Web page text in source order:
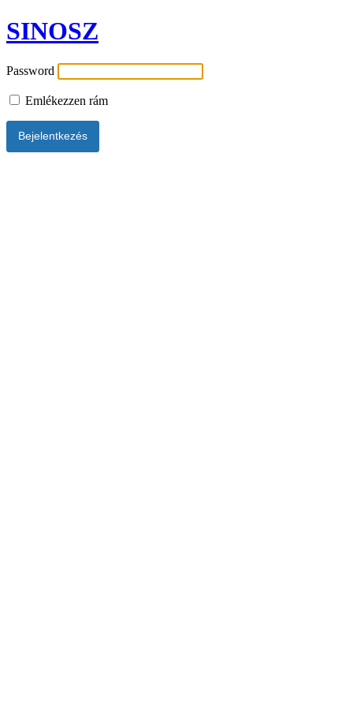
SINOSZ
Password
Emlékezzen rám